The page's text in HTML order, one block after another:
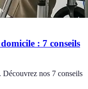
: 7 conseils
nos 7 conseils